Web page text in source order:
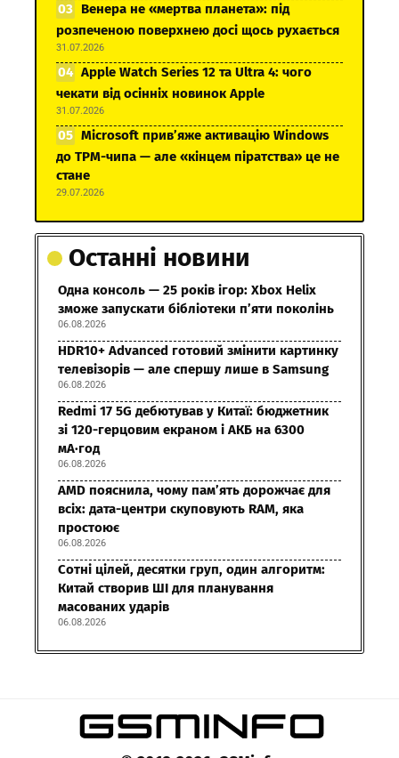
Венера не «мертва планета»: під
розпеченою поверхнею досі щось рухається
31.07.2026
Apple Watch Series 12 та Ultra 4: чого
чекати від осінніх новинок Apple
31.07.2026
Microsoft прив’яже активацію Windows
до TPM-чипа — але «кінцем піратства» це не
стане
29.07.2026
Останні новини
Одна консоль — 25 років ігор: Xbox Helix
зможе запускати бібліотеки п’яти поколінь
06.08.2026
HDR10+ Advanced готовий змінити картинку
телевізорів — але спершу лише в Samsung
06.08.2026
Redmi 17 5G дебютував у Китаї: бюджетник
зі 120-герцовим екраном і АКБ на 6300
мА·год
06.08.2026
AMD пояснила, чому пам’ять дорожчає для
всіх: дата-центри скуповують RAM, яка
простоює
06.08.2026
Сотні цілей, десятки груп, один алгоритм:
Китай створив ШІ для планування
масованих ударів
06.08.2026